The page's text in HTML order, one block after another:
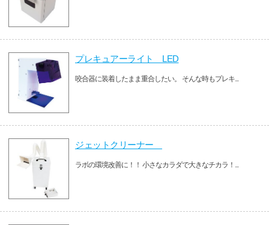
プレキュアーライト LED
咬合器に装着したまま重合したい。 そんな時もプレキ...
ジェットクリーナー
ラボの環境改善に！！ 小さなカラダで大きなチカラ！...